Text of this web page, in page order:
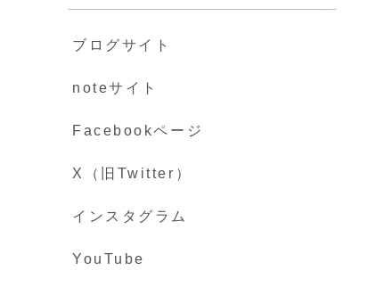
ブログサイト
noteサイト
Facebookページ
X（旧Twitter）
インスタグラム
YouTube